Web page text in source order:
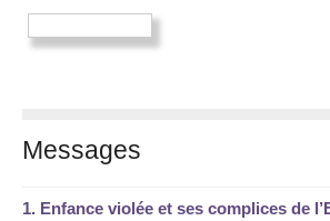
Messages
1. Enfance violée et ses complices de